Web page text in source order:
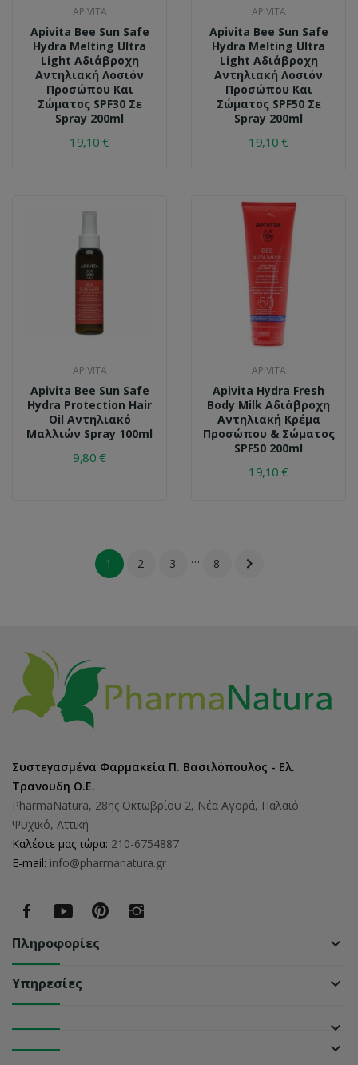
APIVITA
Apivita Bee Sun Safe
Hydra Melting Ultra
Light Αδιάβροχη
Αντηλιακή Λοσιόν
Προσώπου Και
Σώματος SPF30 Σε
Spray 200ml
19,10 €
APIVITA
Apivita Bee Sun Safe
Hydra Melting Ultra
Light Αδιάβροχη
Αντηλιακή Λοσιόν
Προσώπου Και
Σώματος SPF50 Σε
Spray 200ml
19,10 €
APIVITA
Apivita Bee Sun Safe
Hydra Protection Hair
Oil Αντηλιακό
Μαλλιών Spray 100ml
9,80 €
APIVITA
Apivita Hydra Fresh
Body Milk Αδιάβροχη
Αντηλιακή Κρέμα
Προσώπου & Σώματος
SPF50 200ml
19,10 €
1 2 3 … 8 
Συστεγασμένα Φαρμακεία Π. Βασιλόπουλος - Ελ.
Τρανουδη Ο.Ε.
PharmaNatura, 28ης Οκτωβρίου 2, Νέα Αγορά, Παλαιό
Ψυχικό, Αττική
Καλέστε μας τώρα: 210-6754887
E-mail: info@pharmanatura.gr
Πληροφορίες keyboard_arrow_down
Υπηρεσίες keyboard_arrow_down
keyboard_arrow_down
keyboard_arrow_down